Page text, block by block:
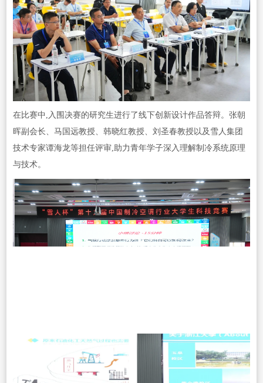
在比赛中,入围决赛的研究生进行了线下创新设计作品答辩。张朝
晖副会长、马国远教授、韩晓红教授、刘圣春教授以及雪人集团
技术专家谭海龙等担任评审,助力青年学子深入理解制冷系统原理
与技术。